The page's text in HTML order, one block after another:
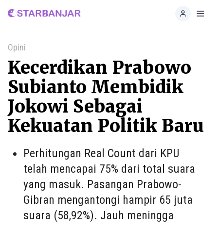
Home
Opini
Kecerdikan Prabowo
Subianto Membidik
Jokowi Sebagai
Kekuatan Politik Baru
Perhitungan Real Count dari KPU
telah mencapai 75% dari total suara
yang masuk. Pasangan Prabowo-
Gibran mengantongi hampir 65 juta
suara (58,92%). Jauh meningga